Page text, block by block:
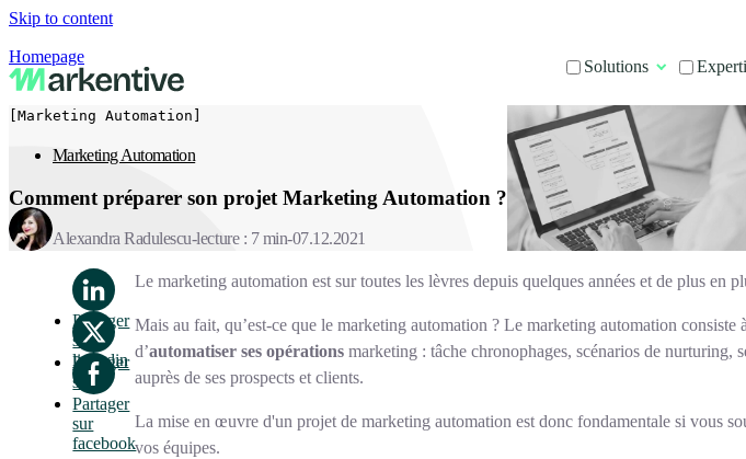
Skip to content
Homepage
Solutions
[Marketing Automation]
Marketing Automation
Comment préparer son projet Marketing Automation ?
Alexandra Radulescu lecture : 7 min 07.12.2021
Partager
sur
linkedin
Partager
sur x
Partager
sur
facebook
Le marketing automation est sur toutes les lèvres depuis quelques années et de plus en
Mais au fait, qu’est-ce que le marketing automation ?Le marketing automation consiste
d’automatiser ses opérations marketing : tâche chronophages, scénarios de nurturing,
auprès de ses prospects et clients.
La mise en œuvre d'un projet de marketing automation est donc fondamentale si vous
vos équipes.